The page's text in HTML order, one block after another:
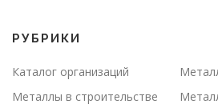
РУБРИКИ
Каталог организаций
Металлы в строительстве